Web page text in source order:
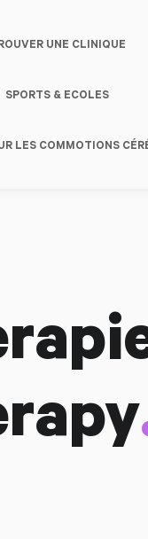
UNE CLINIQUE
SPORTS & ECOLES
LES COMMOTIONS